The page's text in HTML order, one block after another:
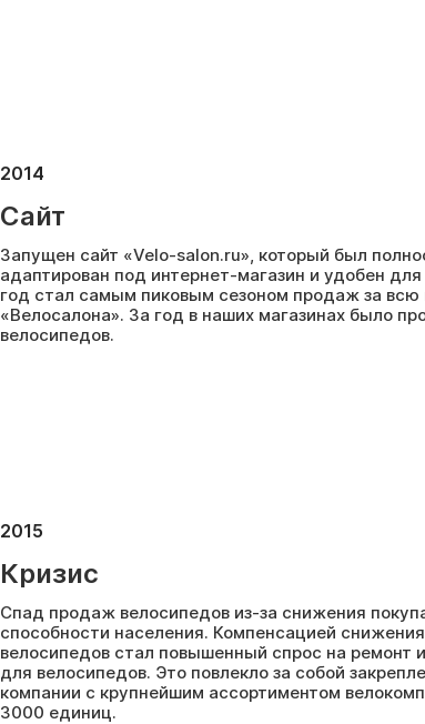
2014
Сайт
Запущен сайт «Velo-salon.ru», который был
адаптирован под интернет-магазин и удобен для
год стал самым пиковым сезоном продаж за всю
«Велосалона». За год в наших магазинах было
велосипедов.
2015
Кризис
Спад продаж велосипедов из-за снижения
способности населения. Компенсацией
велосипедов стал повышенный спрос на ремонт
для велосипедов. Это повлекло за собой
компании с крупнейшим ассортиментом
3000 единиц.